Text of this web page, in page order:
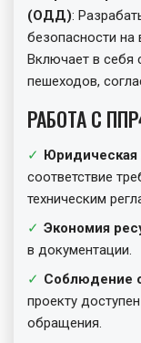
(ОДД):
безопасности на
Включает в себя
пешеходов,
РАБОТА С
Юридическая
соответствие
техническим
Экономия
в документации.
Соблюдение
проекту
обращения.